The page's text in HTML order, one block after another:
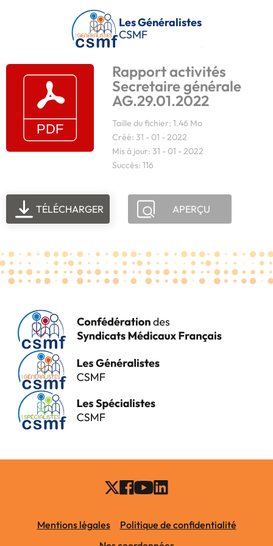
Passer au contenu principal
Les Généralistes
CSMF
Rapport activités
Secretaire générale
AG.29.01.2022
Taille du fichier: 1.46 Mo
Créé: 31 - 01 - 2022
Mis à jour: 31 - 01 - 2022
Succès: 116
TÉLÉCHARGER APERÇU
Mentions légales
Politique de confidentialité